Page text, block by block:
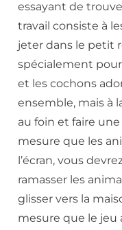
essayant de
travail consiste à
jeter dans le petit
spécialement
et les cochons
ensemble, mais à
au foin et faire
mesure que les
l’écran, vous
ramasser les
glisser vers la
mesure que le jeu